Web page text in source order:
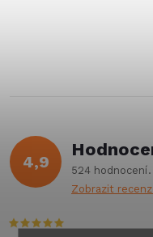
l
d
a
c
4,9
524 hodnocení
Zobrazit